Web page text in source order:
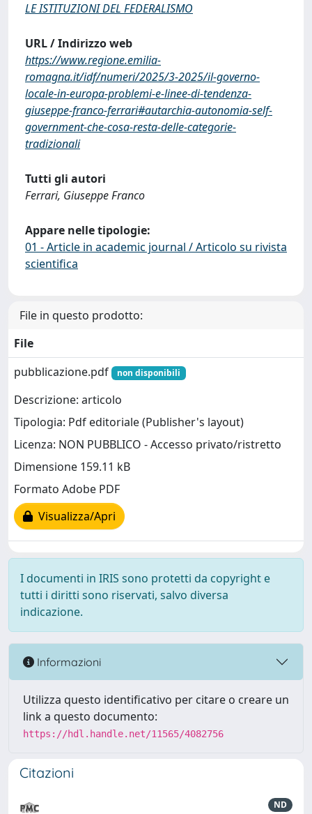
LE ISTITUZIONI DEL FEDERALISMO
URL / Indirizzo web
https://www.regione.emilia-
romagna.it/idf/numeri/2025/3-2025/il-governo-
locale-in-europa-problemi-e-linee-di-tendenza-
giuseppe-franco-ferrari#autarchia-autonomia-self-
government-che-cosa-resta-delle-categorie-
tradizionali
Tutti gli autori
Ferrari, Giuseppe Franco
Appare nelle tipologie:
01 - Article in academic journal / Articolo su rivista
scientifica
File in questo prodotto:
File
pubblicazione.pdf
non disponibili
Descrizione: articolo
Tipologia: Pdf editoriale (Publisher's layout)
Licenza: NON PUBBLICO - Accesso privato/ristretto
Dimensione 159.11 kB
Formato Adobe PDF
Visualizza/Apri
I documenti in IRIS sono protetti da copyright e
tutti i diritti sono riservati, salvo diversa
indicazione.
Informazioni
Utilizza questo identificativo per citare o creare un
link a questo documento:
https://hdl.handle.net/11565/4082756
Citazioni
ND